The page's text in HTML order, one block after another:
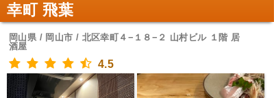
幸町 飛葉
岡山県 / 岡山市 / 北区幸町４−１８−２ 山村ビル １階 居
酒屋
4.5